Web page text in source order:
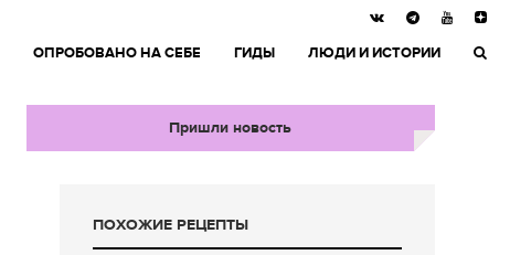
ОПРОБОВАНО НА СЕБЕ ГИДЫ ЛЮДИ И ИСТОРИИ
Пришли новость
ПОХОЖИЕ РЕЦЕПТЫ